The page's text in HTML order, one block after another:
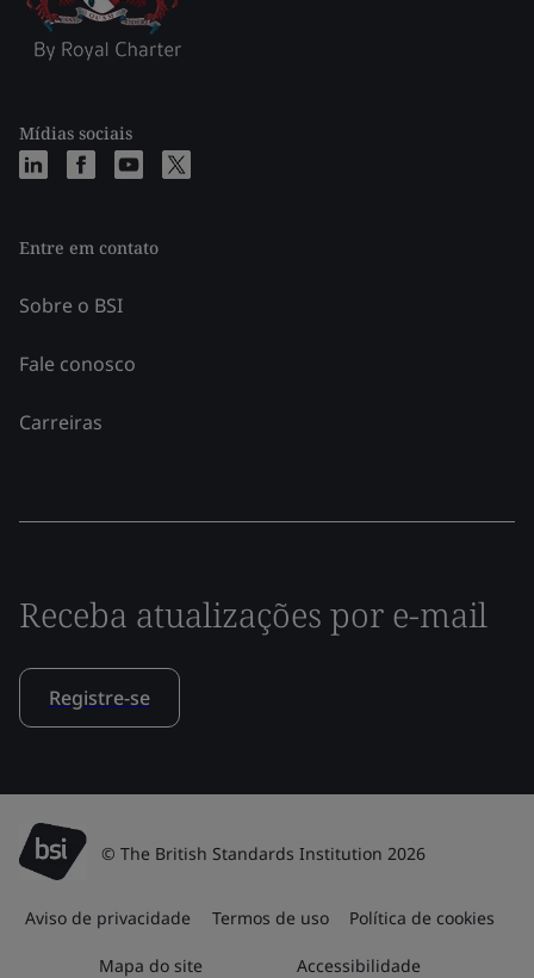
Mídias sociais
Entre em contato
Sobre o BSI
Fale conosco
Carreiras
Receba atualizações por e-mail
Registre-se
© The British Standards Institution 2026
Aviso de privacidade Termos de uso Política de cookies
Mapa do site Accessibilidade